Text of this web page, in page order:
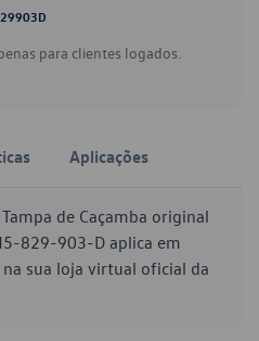
para clientes logados.
Aplicações
de Caçamba original
829-903-D aplica em
sua loja virtual oficial da